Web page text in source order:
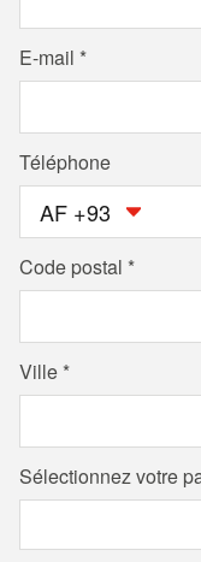
E-mail
Téléphone
AF +93
Code postal
Ville
Sélectionnez votre